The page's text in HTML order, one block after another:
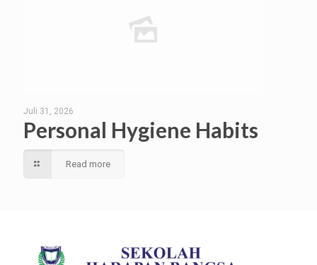
Juli 31, 2026
Personal Hygiene Habits
Read more